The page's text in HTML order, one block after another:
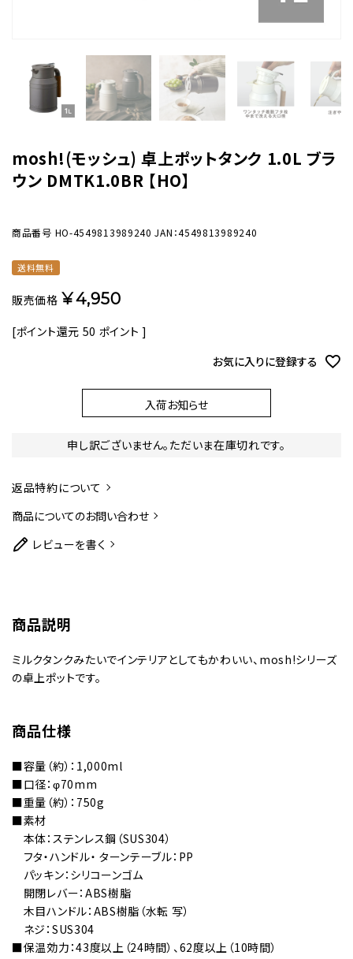
mosh!(モッシュ) 卓上ポットタンク 1.0L ブラ
ウン DMTK1.0BR 【HO】
商品番号 HO-4549813989240 JAN：4549813989240
送料無料
販売価格 ¥4,950
[ポイント還元 50 ポイント ]
お気に入りに登録する
入荷お知らせ
申し訳ございません。ただいま在庫切れです。
返品特約について
商品についてのお問い合わせ
レビューを書く
商品説明
ミルクタンクみたいでインテリアとしてもかわいい、mosh!シリーズ
の卓上ポットです。
商品仕様
■容量（約）：1,000ml
■口径：φ70mm
■重量（約）：750g
■素材
本体：ステンレス鋼（SUS304）
フタ・ハンドル・ ターンテーブル：PP
パッキン：シリコーンゴム
開閉レバー：ABS樹脂
木目ハンドル：ABS樹脂（水転 写）
ネジ：SUS304
■保温効力：43度以上（24時間）、62度以上（10時間）